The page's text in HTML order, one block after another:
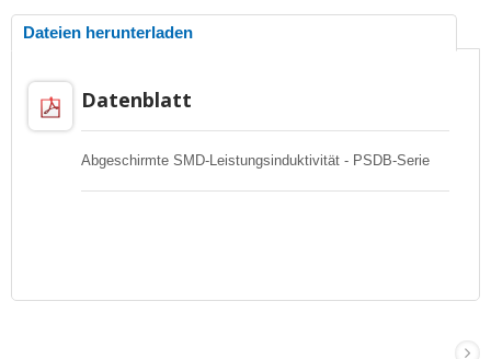
Dateien herunterladen
Datenblatt
Abgeschirmte SMD-Leistungsinduktivität - PSDB-Serie